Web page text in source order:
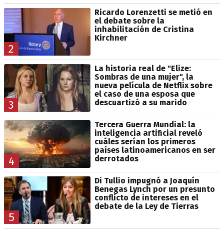
2
Ricardo Lorenzetti se metió en
el debate sobre la
inhabilitación de Cristina
Kirchner
3
La historia real de "Elize:
Sombras de una mujer", la
nueva película de Netflix sobre
el caso de una esposa que
descuartizó a su marido
4
Tercera Guerra Mundial: la
inteligencia artificial reveló
cuáles serían los primeros
países latinoamericanos en ser
derrotados
5
Di Tullio impugnó a Joaquín
Benegas Lynch por un presunto
conflicto de intereses en el
debate de la Ley de Tierras